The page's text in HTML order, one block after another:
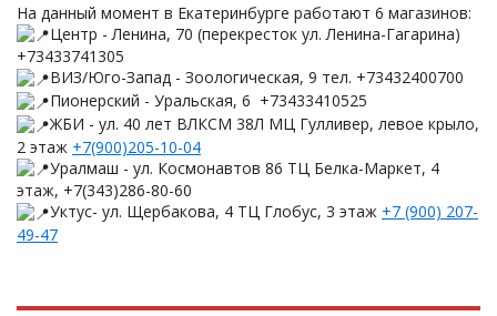
На данный момент в Екатеринбурге работают 6 магазинов:
Центр - Ленина, 70 (перекресток ул. Ленина-Гагарина)
+73433741305
ВИЗ/Юго-Запад - Зоологическая, 9 тел. +73432400700
Пионерский - Уральская, 6 +73433410525
ЖБИ - ул. 40 лет ВЛКСМ 38Л МЦ Гулливер, левое крыло,
2 этаж +7(900)205-10-04
Уралмаш - ул. Космонавтов 86 ТЦ Белка-Маркет, 4
этаж, +7(343)286-80-60
Уктус- ул. Щербакова, 4 ТЦ Глобус, 3 этаж +7 (900) 207-
49-47